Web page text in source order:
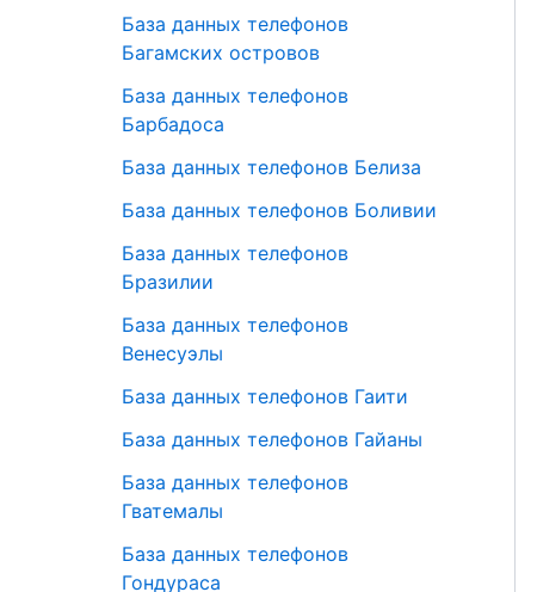
База данных телефонов
Багамских островов
База данных телефонов
Барбадоса
База данных телефонов Белиза
База данных телефонов Боливии
База данных телефонов
Бразилии
База данных телефонов
Венесуэлы
База данных телефонов Гаити
База данных телефонов Гайаны
База данных телефонов
Гватемалы
База данных телефонов
Гондураса